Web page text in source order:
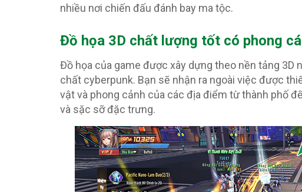
nhiều nơi chiến đấu đánh bay ma tộc.
Đồ họa 3D chất lượng tốt có phong
Đồ họa của game được xây dựng theo nền tảng
chất cyberpunk. Bạn sẽ nhận ra ngoài việc được
vật và phong cảnh của các địa điểm từ thành phố
và sặc sỡ đặc trưng.